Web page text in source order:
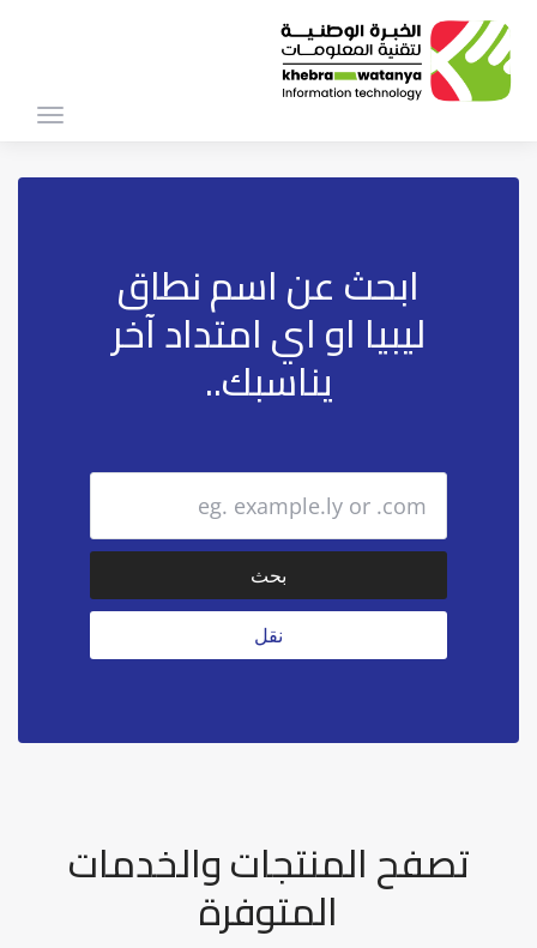
Toggle
ابحث عن اسم نطاق
ليبيا او اي امتداد آخر
يناسبك..
تصفح المنتجات والخدمات
المتوفرة